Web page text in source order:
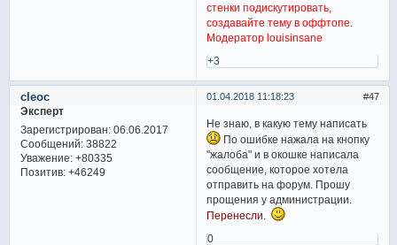
стенки подискутировать,
создавайте тему в оффтопе.
Модератор louisinsane
+3
47
01.04.2018 11:18:23
cleoc
Эксперт
Зарегистрирован: 06.06.2017
Сообщений:38822
Уважение: +80335
Позитив: +46249
Не знаю, в какую тему написать
По ошибке нажала на кнопку
"жалоба" и в окошке написала
сообщение, которое хотела
отправить на форум. Прошу
прощения у администрации.
Перенесли.
0